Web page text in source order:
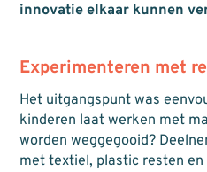
innovatie elkaar kunnen
Experimenteren met
Het uitgangspunt was
kinderen laat werken met
worden weggegooid?
met textiel, plastic resten